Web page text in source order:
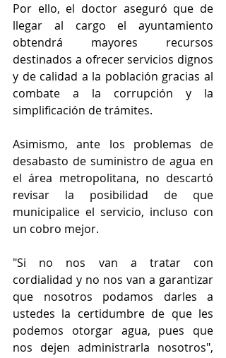
Por ello, el doctor aseguró que de
llegar al cargo el ayuntamiento
obtendrá mayores recursos
destinados a ofrecer servicios dignos
y de calidad a la población gracias al
combate a la corrupción y la
simplificación de trámites.
Asimismo, ante los problemas de
desabasto de suministro de agua en
el área metropolitana, no descartó
revisar la posibilidad de que
municipalice el servicio, incluso con
un cobro mejor.
"Si no nos van a tratar con
cordialidad y no nos van a garantizar
que nosotros podamos darles a
ustedes la certidumbre de que les
podemos otorgar agua, pues que
nos dejen administrarla nosotros",